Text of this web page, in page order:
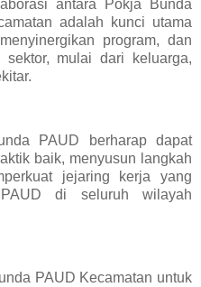
antara Pokja Bunda
adalah kunci utama
program, dan
sektor, mulai dari keluarga,
PAUD berharap dapat
baik, menyusun langkah
jejaring kerja yang
PAUD di seluruh wilayah
PAUD Kecamatan untuk